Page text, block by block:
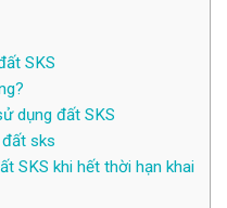
SKS
dụng đất SKS
sks
SKS khi hết thời hạn khai